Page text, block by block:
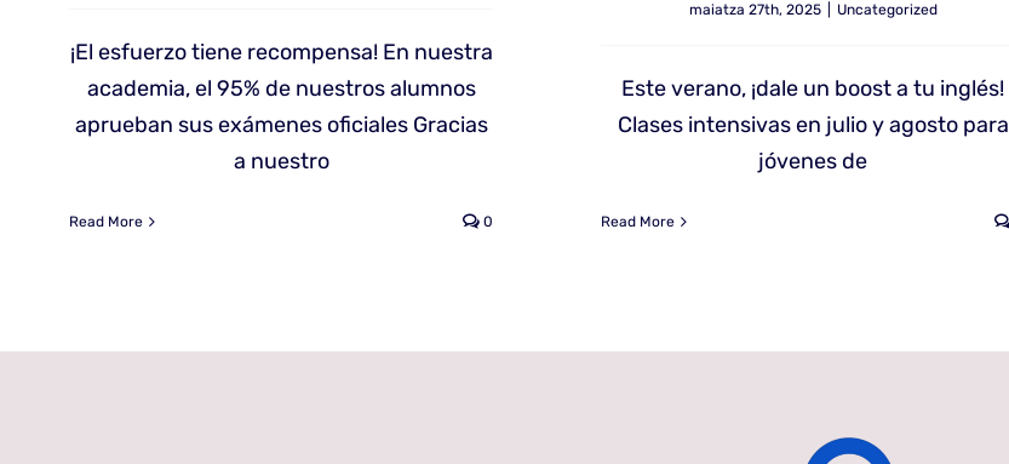
¡El esfuerzo tiene recompensa! En nuestra
academia, el 95% de nuestros alumnos
aprueban sus exámenes oficiales Gracias
a nuestro
Read More 0
maiatza 27th, 2025 Uncategorized
Este verano, ¡dale un boost a tu inglés!
Clases intensivas en julio y agosto para
jóvenes de
Read More